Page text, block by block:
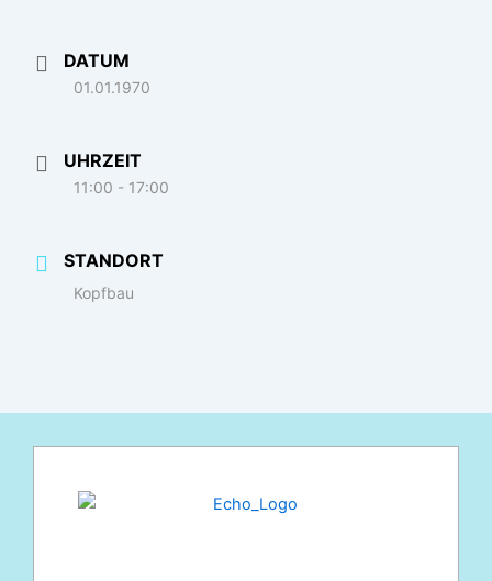
DATUM
01.01.1970
UHRZEIT
11:00 - 17:00
STANDORT
Kopfbau